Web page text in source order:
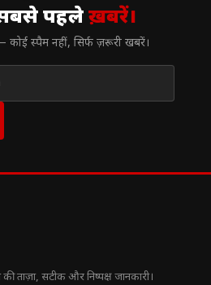
पहलेख़बरें।
स्पैम नहीं, सिर्फ ज़रूरी खबरें।
ताज़ा, सटीक और निष्पक्ष जानकारी।